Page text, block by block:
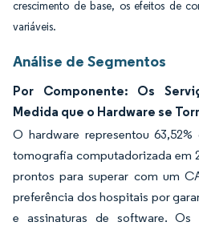
crescimento de base, os efeitos de
variáveis.
Análise de Segmentos
Por Componente: Os
Medida que o Hardware se
O hardware representou
tomografia computadorizada em
prontos para superar com um
preferência dos hospitais por
e assinaturas de software. Os